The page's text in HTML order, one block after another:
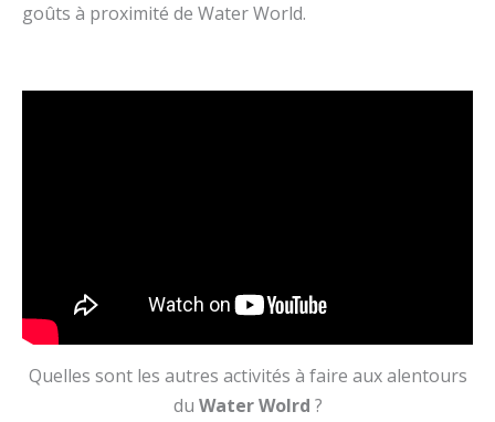
goûts à proximité de Water World.
Quelles sont les autres activités à faire aux alentours
du Water Wolrd ?